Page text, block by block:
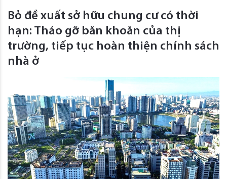
Bỏ đề xuất sở hữu chung cư có thời
hạn: Tháo gỡ băn khoăn của thị
trường, tiếp tục hoàn thiện chính sách
nhà ở